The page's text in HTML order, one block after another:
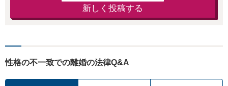
新しく投稿する
性格の不一致での離婚の法律Q&A